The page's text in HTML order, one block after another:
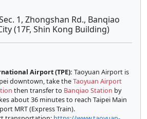
1, Zhongshan Rd., Banqiao
(17F, Shin Kong Building)
Airport (TPE): Taoyuan Airport is
downtown, take theTaoyuan Airport
then transfer to Banqiao Station by
about 36 minutes to reach Taipei Main
MRT (Express Train).